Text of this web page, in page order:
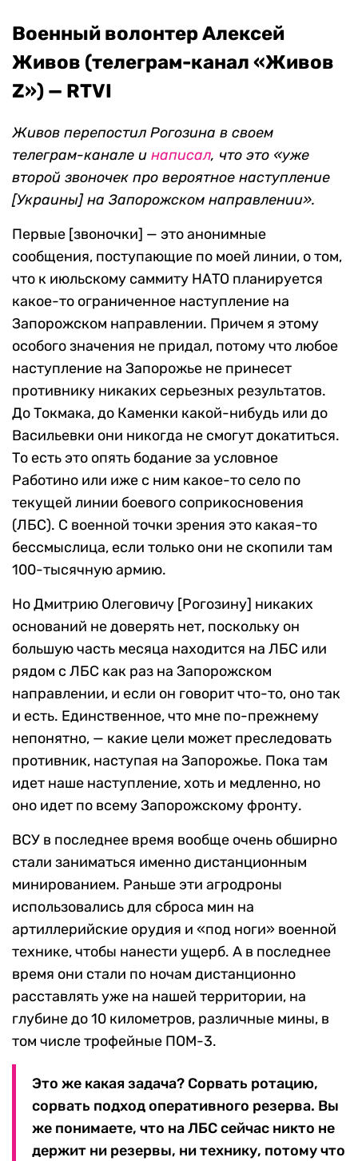
Военный волонтер Алексей
Живов (телеграм-канал «Живов
Z») — RTVI
Живов перепостил Рогозина в своем
телеграм-канале и написал, что это «уже
второй звоночек про вероятное наступление
[Украины] на Запорожском направлении».
Первые [звоночки] — это анонимные
сообщения, поступающие по моей линии, о том,
что к июльскому саммиту НАТО планируется
какое-то ограниченное наступление на
Запорожском направлении. Причем я этому
особого значения не придал, потому что любое
наступление на Запорожье не принесет
противнику никаких серьезных результатов.
До Токмака, до Каменки какой-нибудь или до
Васильевки они никогда не смогут докатиться.
То есть это опять бодание за условное
Работино или иже с ним какое-то село по
текущей линии боевого соприкосновения
(ЛБС). С военной точки зрения это какая-то
бессмыслица, если только они не скопили там
100-тысячную армию.
Но Дмитрию Олеговичу [Рогозину] никаких
оснований не доверять нет, поскольку он
большую часть месяца находится на ЛБС или
рядом с ЛБС как раз на Запорожском
направлении, и если он говорит что-то, оно так
и есть. Единственное, что мне по-прежнему
непонятно, — какие цели может преследовать
противник, наступая на Запорожье. Пока там
идет наше наступление, хоть и медленно, но
оно идет по всему Запорожскому фронту.
ВСУ в последнее время вообще очень обширно
стали заниматься именно дистанционным
минированием. Раньше эти агродроны
использовались для сброса мин на
артиллерийские орудия и «под ноги» военной
технике, чтобы нанести ущерб. А в последнее
время они стали по ночам дистанционно
расставлять уже на нашей территории, на
глубине до 10 километров, различные мины, в
том числе трофейные ПОМ-3.
Это же какая задача? Сорвать ротацию,
сорвать подход оперативного резерва. Вы
же понимаете, что на ЛБС сейчас никто не
держит ни резервы, ни технику, потому что